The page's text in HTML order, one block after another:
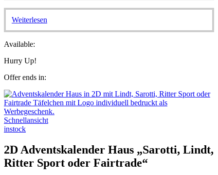
Weiterlesen
Available:
Hurry Up!
Offer ends in:
Schnellansicht
instock
2D Adventskalender Haus „Sarotti, Lindt,
Ritter Sport oder Fairtrade“